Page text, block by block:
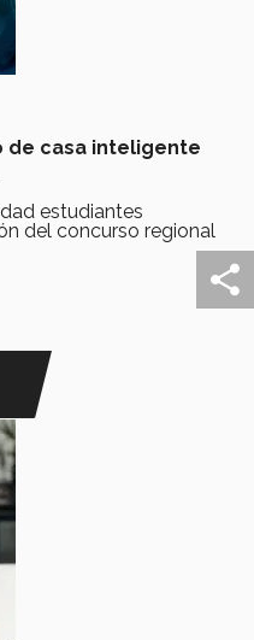
de casa inteligente
estudiantes
del concurso regional